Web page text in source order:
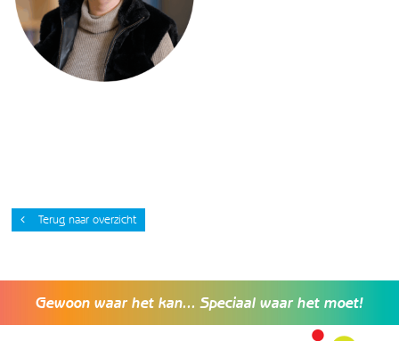
Terug naar overzicht
Gewoon waar het kan... Speciaal waar het moet!